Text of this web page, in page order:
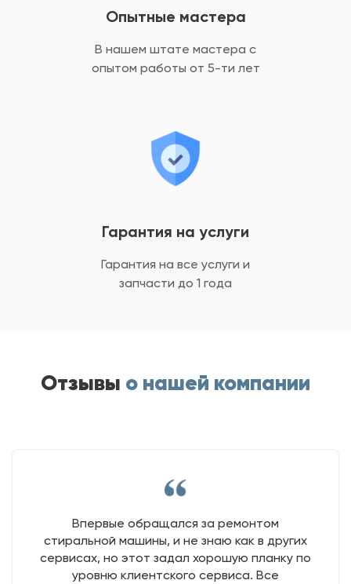
Гарантия на услуги
Гарантия на все услуги и
запчасти до 1 года
Опытные мастера
В нашем штате мастера с
опытом работы от 5-ти лет
Отзывы о нашей компании
Впервые обращался за ремонтом
стиральной машины, и не знаю как в других
сервисах, но этот задал хорошую планку по
уровню клиентского сервиса. Все